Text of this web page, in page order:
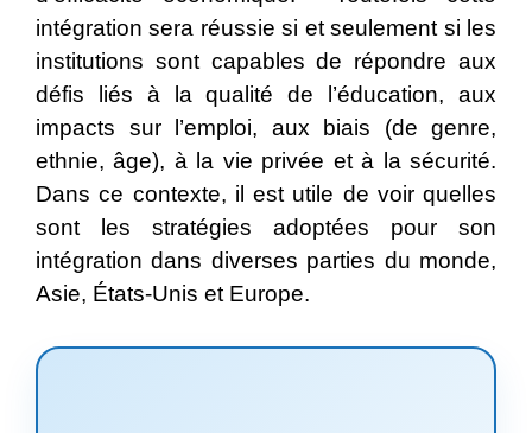
intégration sera réussie si et seulement si les
institutions sont capables de répondre aux
défis liés à la qualité de l’éducation, aux
impacts sur l’emploi, aux biais (de genre,
ethnie, âge), à la vie privée et à la sécurité.
Dans ce contexte, il est utile de voir quelles
sont les stratégies adoptées pour son
intégration dans diverses parties du monde,
Asie, États-Unis et Europe.